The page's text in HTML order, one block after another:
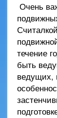
Очень
течение
быть
ведущих,